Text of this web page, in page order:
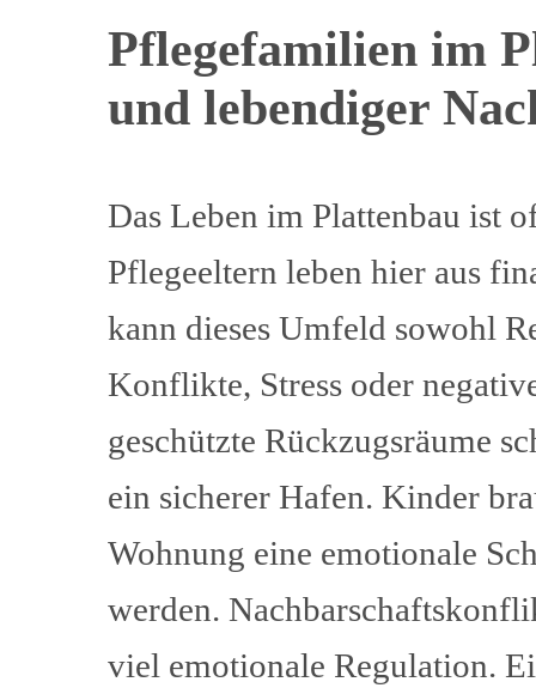
Pflegefamilien im
und lebendiger
Das Leben im Plattenbau ist
Pflegeeltern leben hier aus
kann dieses Umfeld sowohl
Konflikte, Stress oder
geschützte Rückzugsräume
ein sicherer Hafen. Kinder
Wohnung eine emotionale
werden.
viel emotionale Regulation.